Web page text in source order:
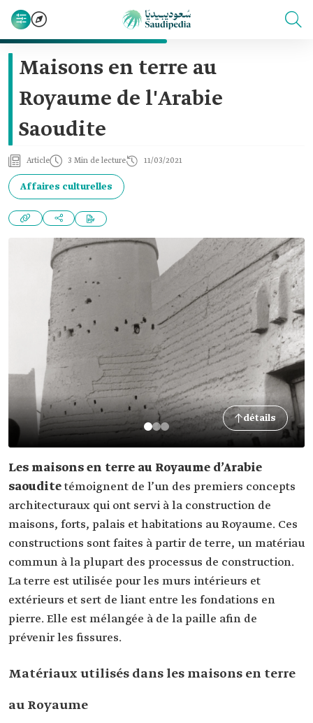
Maisons en terre au
Royaume de l'Arabie
Saoudite
Article 3 Min de lecture 11/03/2021
Affaires culturelles
détails
Les maisons en terre au Royaume d’Arabie
saouditetémoignent de l’un des premiers concepts
architecturaux qui ont servi à la construction de
maisons, forts, palais et habitations au Royaume. Ces
constructions sont faites à partir de terre, un matériau
commun à la plupart des processus de construction.
La terre est utilisée pour les murs intérieurs et
extérieurs et sert de liant entre les fondations en
pierre. Elle est mélangée à de la paille afin de
prévenir les fissures.
Matériaux utilisés dans les maisons en terre
au Royaume